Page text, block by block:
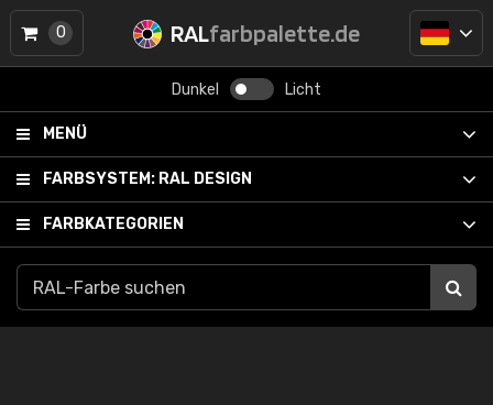
RALfarbpalette.de
Dunkel Licht
MENÜ
FARBSYSTEM: RAL DESIGN
FARBKATEGORIEN
0